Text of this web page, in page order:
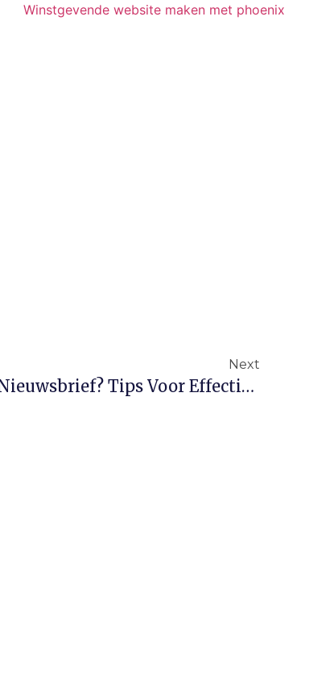
Next
Hoe Schrijf Ik Een Goede Nieuwsbrief? Tips Voor Effectieve E-Mailmarketing